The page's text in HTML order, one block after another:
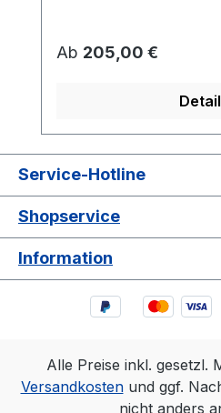
Regulärer Preis:
Ab 205,00 €
Service-Hotline
Shopservice
Information
Alle Preise inkl. gesetzl.
Versandkostenund ggf.
nicht anders